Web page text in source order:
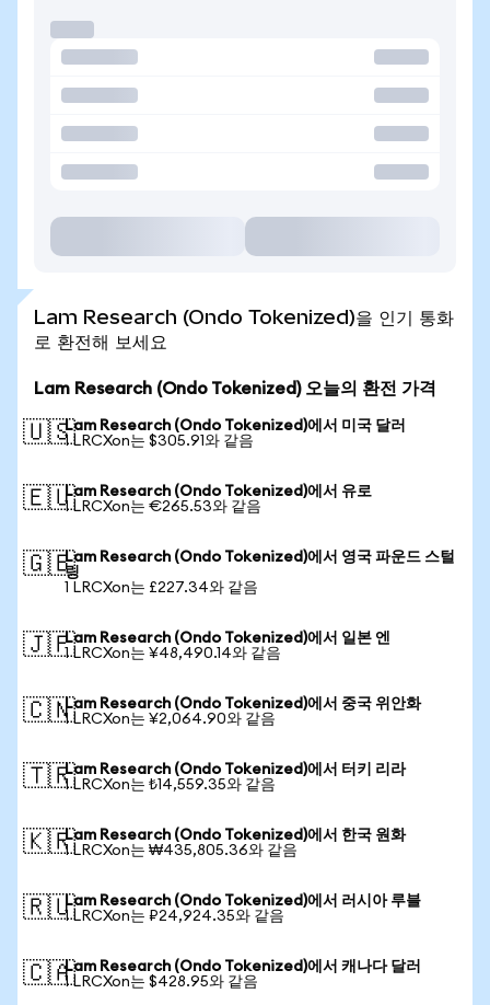
Lam Research (Ondo Tokenized)을 인기 통화
로 환전해 보세요
Lam Research (Ondo Tokenized) 오늘의 환전 가격
🇺🇸Lam Research (Ondo Tokenized)에서 미국 달러
1 LRCXon는 $305.91와 같음
🇪🇺Lam Research (Ondo Tokenized)에서 유로
1 LRCXon는 €265.53와 같음
🇬🇧Lam Research (Ondo Tokenized)에서 영국 파운드 스털
링
1 LRCXon는 £227.34와 같음
🇯🇵Lam Research (Ondo Tokenized)에서 일본 엔
1 LRCXon는 ¥48,490.14와 같음
🇨🇳Lam Research (Ondo Tokenized)에서 중국 위안화
1 LRCXon는 ¥2,064.90와 같음
🇹🇷Lam Research (Ondo Tokenized)에서 터키 리라
1 LRCXon는 ₺14,559.35와 같음
🇰🇷Lam Research (Ondo Tokenized)에서 한국 원화
1 LRCXon는 ₩435,805.36와 같음
🇷🇺Lam Research (Ondo Tokenized)에서 러시아 루블
1 LRCXon는 ₽24,924.35와 같음
🇨🇦Lam Research (Ondo Tokenized)에서 캐나다 달러
1 LRCXon는 $428.95와 같음